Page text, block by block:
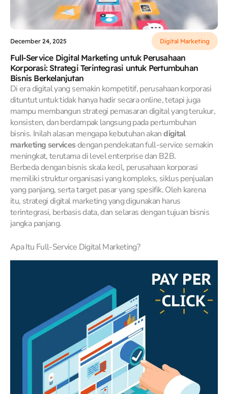
December 24, 2025 Digital Marketing
Full-Service Digital Marketing untuk Perusahaan
Korporasi: Strategi Terintegrasi untuk Pertumbuhan
Bisnis Berkelanjutan
Di era digital yang semakin kompetitif, perusahaan korporasi
dituntut untuk tidak hanya hadir secara online, tetapi juga
mampu membangun strategi pemasaran digital yang terukur,
konsisten, dan berdampak langsung pada pertumbuhan
bisnis. Inilah alasan mengapa kebutuhan akandigital
marketing servicesdengan pendekatan full-service semakin
meningkat, terutama di level enterprise dan B2B.
Berbeda dengan bisnis skala kecil, perusahaan korporasi
memiliki struktur organisasi yang kompleks, siklus penjualan
yang panjang, serta target pasar yang spesifik. Oleh karena
itu, strategi digital marketing yang digunakan harus
terintegrasi, berbasis data, dan selaras dengan tujuan bisnis
jangka panjang.
Apa Itu Full-Service Digital Marketing?